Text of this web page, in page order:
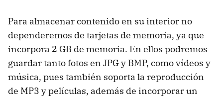
Para almacenar contenido en su interior no
dependeremos de tarjetas de memoria, ya que
incorpora 2 GB de memoria. En ellos podremos
guardar tanto fotos en JPGy BMP, como vídeos y
música, pues también soporta la reproducción
de MP3 y películas, además de incorporar un